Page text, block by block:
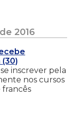
2016
inscrever pela
nos cursos
francês